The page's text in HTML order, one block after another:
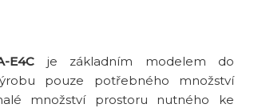
je základním modelem do
pouze potřebného množství
množství prostoru nutného ke